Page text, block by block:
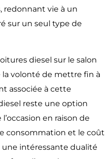
redonnant vie à un
sur un seul type de
diesel sur le salon
volonté de mettre fin à
associée à cette
reste une option
en raison de
consommation et le coût
une intéressante dualité